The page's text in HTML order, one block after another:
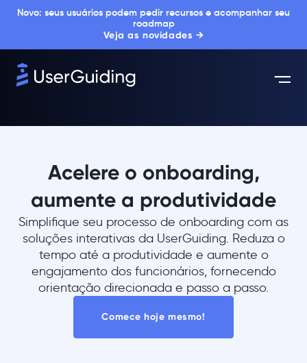
Novo: seus usuários podem pedir recursos e acompanhar seu
roadmap
Veja as novidades →
Acelere o onboarding,
aumente a produtividade
Simplifique seu processo de onboarding com as
soluções interativas da UserGuiding. Reduza o
tempo até a produtividade e aumente o
engajamento dos funcionários, fornecendo
orientação direcionada e passo a passo.
Comece hoje mesmo!